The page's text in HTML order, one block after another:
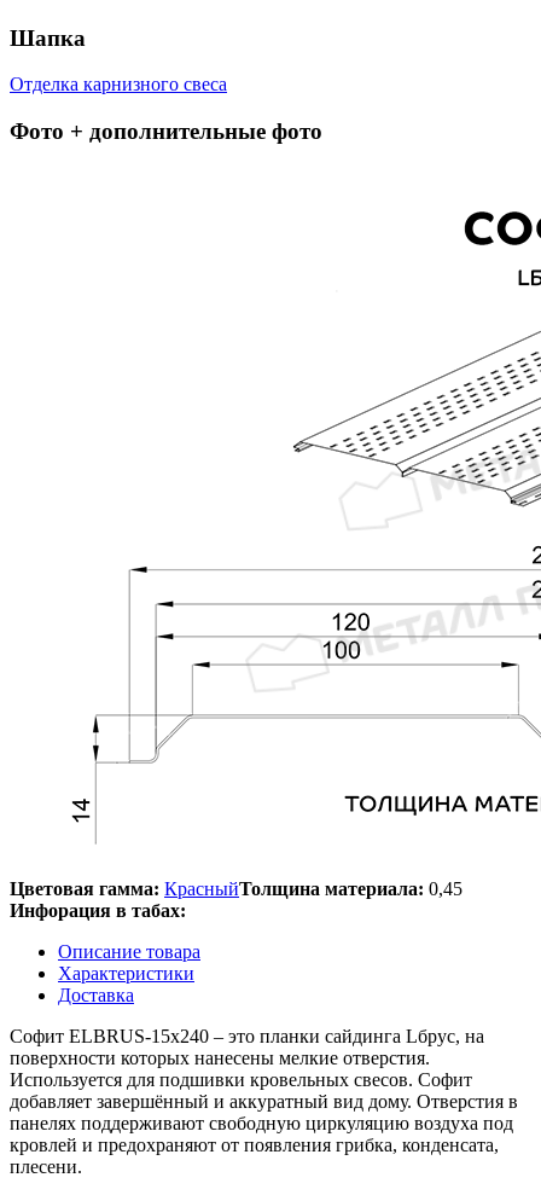
Шапка
Отделка карнизного свеса
Фото + дополнительные фото
Цветовая гамма: КрасныйТолщина материала: 0,45
Инфорация в табах:
Описание товара
Характеристики
Доставка
Софит ELBRUS-15х240 – это планки сайдинга Lбрус, на
поверхности которых нанесены мелкие отверстия.
Используется для подшивки кровельных свесов. Софит
добавляет завершённый и аккуратный вид дому. Отверстия в
панелях поддерживают свободную циркуляцию воздуха под
кровлей и предохраняют от появления грибка, конденсата,
плесени.